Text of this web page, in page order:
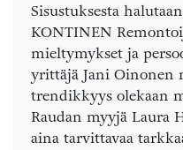
Sisustuksesta
KONTINEN
mieltymykset ja
yrittäjä Jani Oinonen
trendikkyys olekaan
Raudan myyjä Laura
aina tarvittavaa